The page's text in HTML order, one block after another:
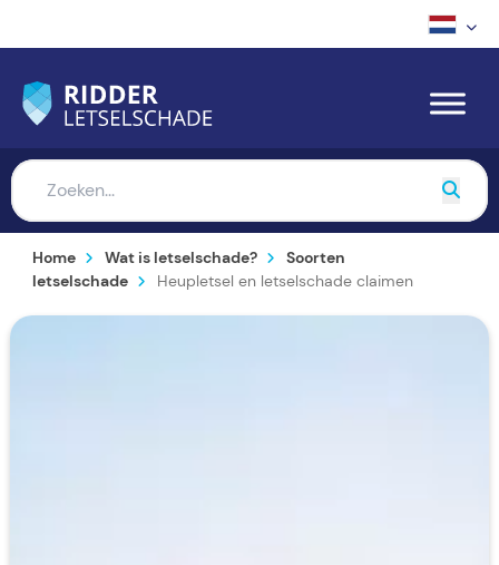
Home Wat is letselschade?
Soorten
letselschade
Heupletsel en letselschade claimen